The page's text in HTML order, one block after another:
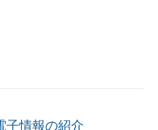
子情報の紹介